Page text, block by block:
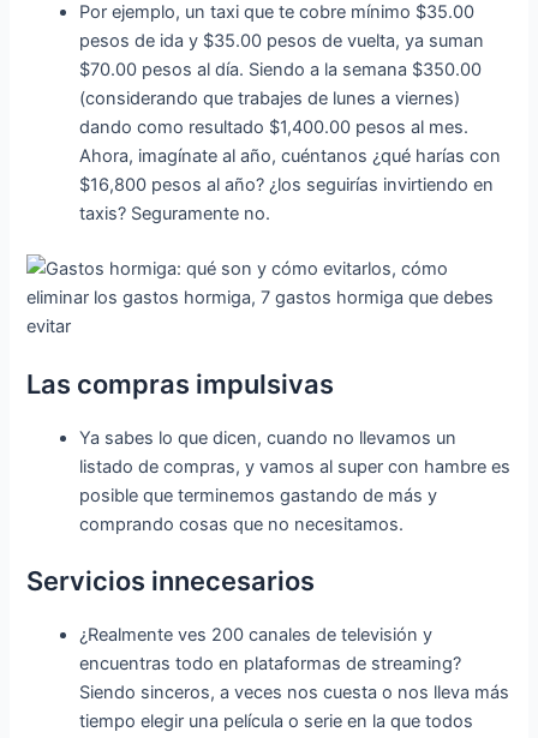
Por ejemplo, un taxi que te cobre mínimo $35.00
pesos de ida y $35.00 pesos de vuelta, ya suman
$70.00 pesos al día. Siendo a la semana $350.00
(considerando que trabajes de lunes a viernes)
dando como resultado $1,400.00 pesos al mes.
Ahora, imagínate al año, cuéntanos ¿qué harías con
$16,800 pesos al año? ¿los seguirías invirtiendo en
taxis? Seguramente no.
Las compras impulsivas
Ya sabes lo que dicen, cuando no llevamos un
listado de compras, y vamos al super con hambre es
posible que terminemos gastando de más y
comprando cosas que no necesitamos.
Servicios innecesarios
¿Realmente ves 200 canales de televisión y
encuentras todo en plataformas de streaming?
Siendo sinceros, a veces nos cuesta o nos lleva más
tiempo elegir una película o serie en la que todos